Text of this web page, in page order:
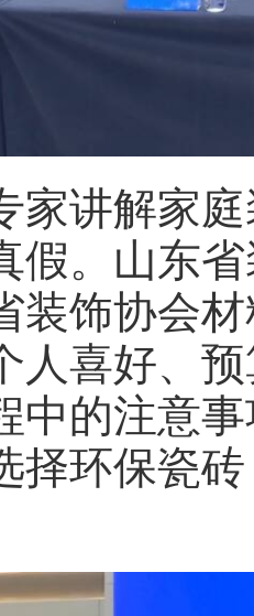
家讲解家
假。山东
装饰协会
人喜好、
中的注意
择环保瓷